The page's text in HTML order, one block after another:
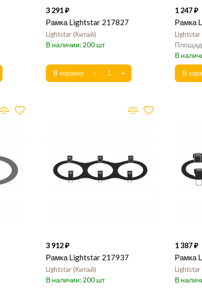
3 291
Рамка Lightstar 217827
Lightstar Китай
200
1 247
Рамка
Lightstar
3 912
Рамка Lightstar 217937
Lightstar Китай
200
1 387
Рамка
Lightstar